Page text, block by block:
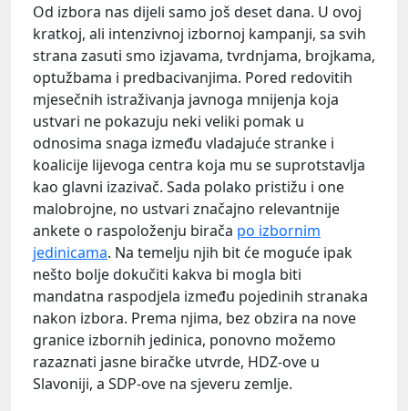
Od izbora nas dijeli samo još deset dana. U ovoj
kratkoj, ali intenzivnoj izbornoj kampanji, sa svih
strana zasuti smo izjavama, tvrdnjama, brojkama,
optužbama i predbacivanjima. Pored redovitih
mjesečnih istraživanja javnoga mnijenja koja
ustvari ne pokazuju neki veliki pomak u
odnosima snaga između vladajuće stranke i
koalicije lijevoga centra koja mu se suprotstavlja
kao glavni izazivač. Sada polako pristižu i one
malobrojne, no ustvari značajno relevantnije
ankete o raspoloženju birača po izbornim
jedinicama. Na temelju njih bit će moguće ipak
nešto bolje dokučiti kakva bi mogla biti
mandatna raspodjela između pojedinih stranaka
nakon izbora. Prema njima, bez obzira na nove
granice izbornih jedinica, ponovno možemo
razaznati jasne biračke utvrde, HDZ-ove u
Slavoniji, a SDP-ove na sjeveru zemlje.